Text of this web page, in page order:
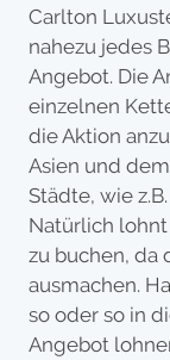
Carlton
nahezu jedes
Angebot. Die
einzelnen
die Aktion
Asien und
Städte, wie
Natürlich
zu buchen, da
ausmachen.
so oder so in
Angebot